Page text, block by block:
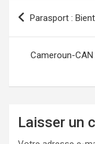
o
k
o
n
Parasport :
Cameroun-
Laisser un